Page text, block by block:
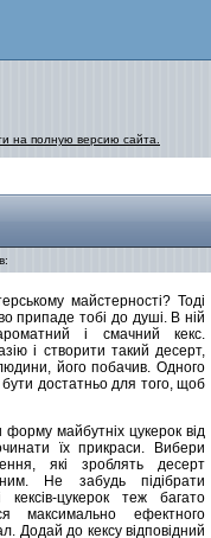
на полную версию сайта.
майстерності? Тоді
припаде тобі до душі. В ній
і смачний кекс.
і створити такий десерт,
його побачив. Одного
достатньо для того, щоб
майбутніх цукерок від
їх прикраси. Вибери
які зроблять десерт
Не забудь підібрати
цукерок теж багато
максимально ефектного
Додай до кексу відповідний